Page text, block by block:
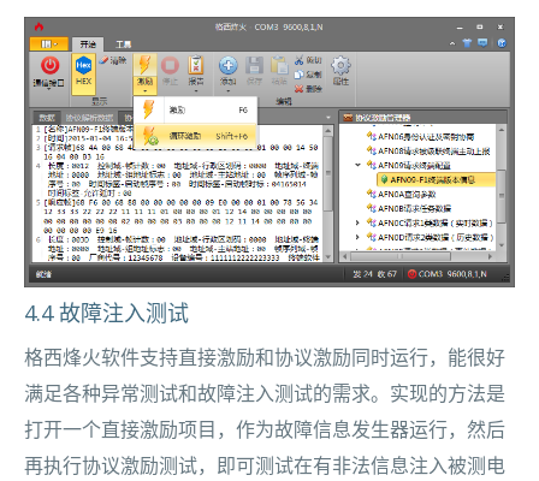
4.4 故障注入测试
格西烽火软件支持直接激励和协议激励同时运行，能很好
满足各种异常测试和故障注入测试的需求。实现的方法是
打开一个直接激励项目，作为故障信息发生器运行，然后
再执行协议激励测试，即可测试在有非法信息注入被测电